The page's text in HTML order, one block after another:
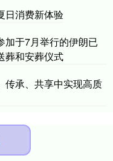
日消费新体验
加于7月举行的伊朗已
葬和安葬仪式
传承、共享中实现高质